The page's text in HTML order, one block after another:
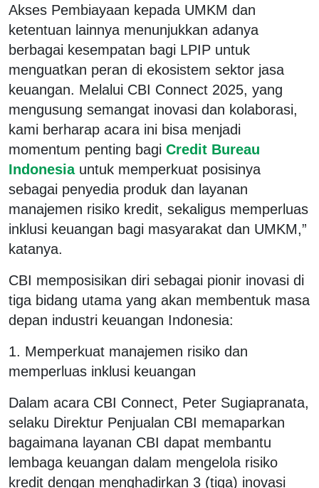
Akses Pembiayaan kepada UMKM dan
ketentuan lainnya menunjukkan adanya
berbagai kesempatan bagi LPIP untuk
menguatkan peran di ekosistem sektor jasa
keuangan. Melalui CBI Connect 2025, yang
mengusung semangat inovasi dan kolaborasi,
kami berharap acara ini bisa menjadi
momentum penting bagi Credit Bureau
Indonesia untuk memperkuat posisinya
sebagai penyedia produk dan layanan
manajemen risiko kredit, sekaligus memperluas
inklusi keuangan bagi masyarakat dan UMKM,”
katanya.
CBI memposisikan diri sebagai pionir inovasi di
tiga bidang utama yang akan membentuk masa
depan industri keuangan Indonesia:
1. Memperkuat manajemen risiko dan
memperluas inklusi keuangan
Dalam acara CBI Connect, Peter Sugiapranata,
selaku Direktur Penjualan CBI memaparkan
bagaimana layanan CBI dapat membantu
lembaga keuangan dalam mengelola risiko
kredit dengan menghadirkan 3 (tiga) inovasi